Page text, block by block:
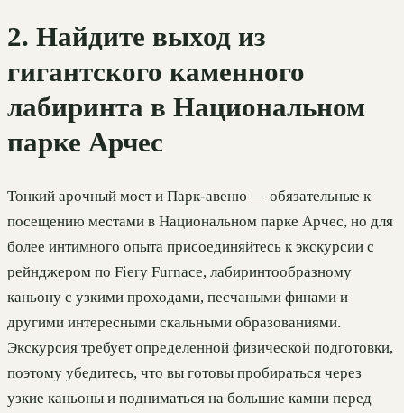
2. Найдите выход из
гигантского каменного
лабиринта в Национальном
парке Арчес
Тонкий арочный мост и Парк-авеню — обязательные к
посещению местами в Национальном парке Арчес, но для
более интимного опыта присоединяйтесь к экскурсии с
рейнджером по Fiery Furnace, лабиринтообразному
каньону с узкими проходами, песчаными финами и
другими интересными скальными образованиями.
Экскурсия требует определенной физической подготовки,
поэтому убедитесь, что вы готовы пробираться через
узкие каньоны и подниматься на большие камни перед